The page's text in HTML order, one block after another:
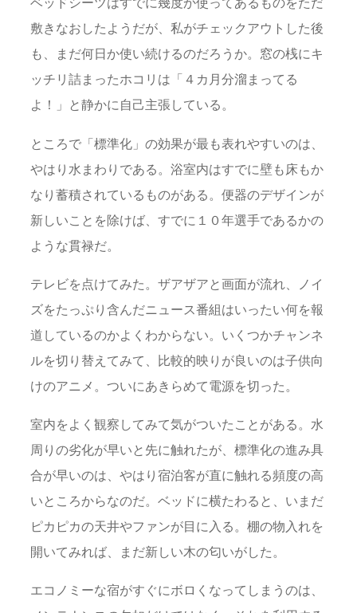
敷きなおしたようだが、私がチェックアウトした後
も、まだ何日か使い続けるのだろうか。窓の桟にキ
ッチリ詰まったホコリは「４カ月分溜まってる
よ！」と静かに自己主張している。
ところで「標準化」の効果が最も表れやすいのは、
やはり水まわりである。浴室内はすでに壁も床もか
なり蓄積されているものがある。便器のデザインが
新しいことを除けば、すでに１０年選手であるかの
ような貫禄だ。
テレビを点けてみた。ザアザアと画面が流れ、ノイ
ズをたっぷり含んだニュース番組はいったい何を報
道しているのかよくわからない。いくつかチャンネ
ルを切り替えてみて、比較的映りが良いのは子供向
けのアニメ。ついにあきらめて電源を切った。
室内をよく観察してみて気がついたことがある。水
周りの劣化が早いと先に触れたが、標準化の進み具
合が早いのは、やはり宿泊客が直に触れる頻度の高
いところからなのだ。ベッドに横たわると、いまだ
ピカピカの天井やファンが目に入る。棚の物入れを
開いてみれば、まだ新しい木の匂いがした。
エコノミーな宿がすぐにボロくなってしまうのは、